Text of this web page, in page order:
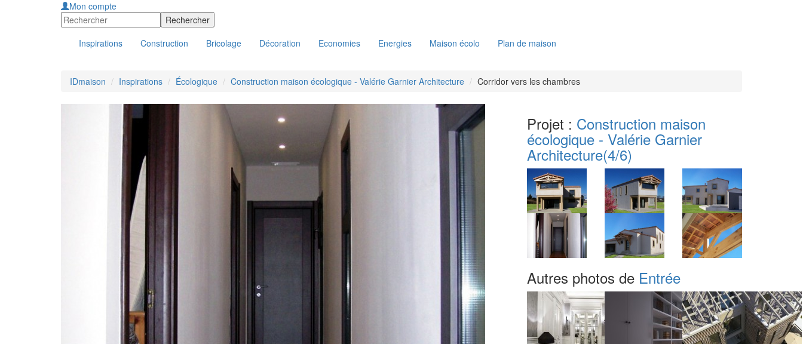
Mon compte
Inspirations Construction Bricolage Décoration Economies Energies Maison écolo Plan de maison
IDmaison Inspirations Écologique Construction maison écologique - Valérie Garnier Architecture Corridor vers les chambres
Projet : Construction maison
écologique - Valérie Garnier
Architecture(4/6)
Autres photos de Entrée